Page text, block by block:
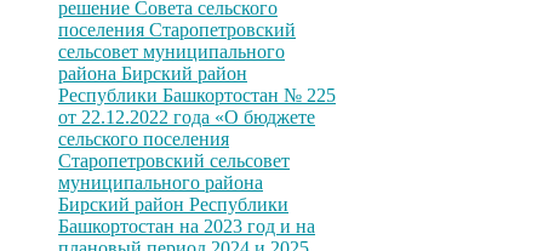
решение Совета сельского
поселения Старопетровский
сельсовет муниципального
района Бирский район
Республики Башкортостан № 225
от 22.12.2022 года «О бюджете
сельского поселения
Старопетровский сельсовет
муниципального района
Бирский район Республики
Башкортостан на 2023 год и на